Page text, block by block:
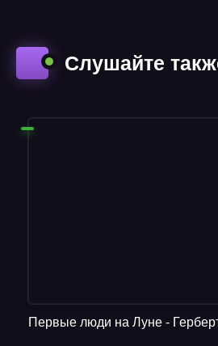
Слушайте
Первые люди на Луне -